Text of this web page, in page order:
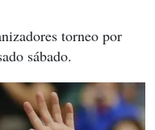
torneo por
sábado.